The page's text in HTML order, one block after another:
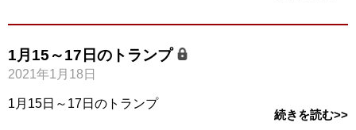
1月15～17日のトランプ
2021年1月18日
1月15日～17日のトランプ
続きを読む>>